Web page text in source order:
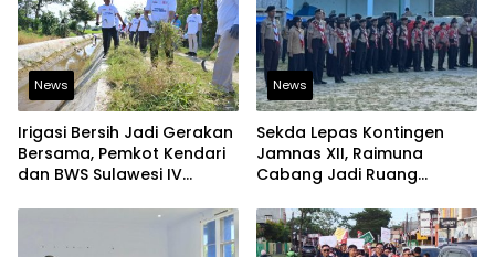
News
Irigasi Bersih Jadi Gerakan
Bersama, Pemkot Kendari
dan BWS Sulawesi IV
Pangan
News
Sekda Lepas Kontingen
Jamnas XII, Raimuna
Cabang Jadi Ruang
dan Berjiwa Pemimpin